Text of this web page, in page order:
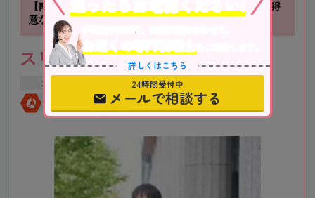
【南方駅徒歩1分】不動産に関する相続や相続税対策が得
意な税理士事務所です
スリーアローズ税理士事務所
大阪府 大阪市 新大阪駅
初回相談無料
不動産や株式等、相続資産に合わせて、
お近くの専門税理士
をご紹介します。
詳しくはこちら
24時間受付中
メールで相談する